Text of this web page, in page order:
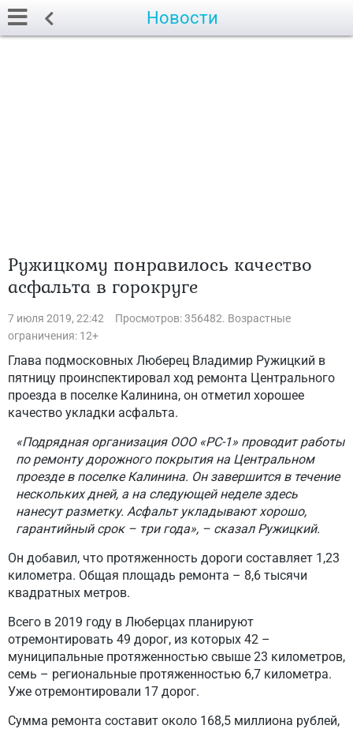
Новости
Ружицкому понравилось качество
асфальта в горокруге
7 июля 2019, 22:42
Просмотров: 356482. Возрастные
ограничения: 12+
Глава подмосковных Люберец Владимир Ружицкий в
пятницу проинспектировал ход ремонта Центрального
проезда в поселке Калинина, он отметил хорошее
качество укладки асфальта.
«Подрядная организация ООО «РС-1» проводит работы
по ремонту дорожного покрытия на Центральном
проезде в поселке Калинина. Он завершится в течение
нескольких дней, а на следующей неделе здесь
нанесут разметку. Асфальт укладывают хорошо,
гарантийный срок – три года», – сказал Ружицкий.
Он добавил, что протяженность дороги составляет 1,23
километра. Общая площадь ремонта – 8,6 тысячи
квадратных метров.
Всего в 2019 году в Люберцах планируют
отремонтировать 49 дорог, из которых 42 –
муниципальные протяженностью свыше 23 километров,
семь – региональные протяженностью 6,7 километра.
Уже отремонтировали 17 дорог.
Сумма ремонта составит около 168,5 миллиона рублей,